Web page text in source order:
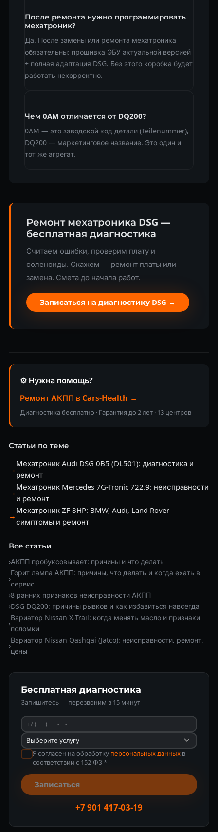
После ремонта нужно программировать
мехатроник?
Да. После замены или ремонта мехатроника
обязательны: прошивка ЭБУ актуальной версией
+ полная адаптация DSG. Без этого коробка будет
работать некорректно.
Чем 0AM отличается от DQ200?
0AM — это заводской код детали (Teilenummer),
DQ200 — маркетинговое название. Это один и
тот же агрегат.
Ремонт мехатроника DSG —
бесплатная диагностика
Считаем ошибки, проверим плату и
соленоиды. Скажем — ремонт платы или
замена. Смета до начала работ.
Записаться на диагностику DSG →
⚙️ Нужна помощь?
Ремонт АКПП в Cars-Health →
Диагностика бесплатно · Гарантия до 2 лет · 13 центров
Статьи по теме
→
Мехатроник Audi DSG 0B5 (DL501): диагностика и
ремонт
→
Мехатроник Mercedes 7G-Tronic 722.9: неисправности
и ремонт
→
Мехатроник ZF 8HP: BMW, Audi, Land Rover —
симптомы и ремонт
Все статьи
›АКПП пробуксовывает: причины и что делать
›
Горит лампа АКПП: причины, что делать и когда ехать в
сервис
›8 ранних признаков неисправности АКПП
›DSG DQ200: причины рывков и как избавиться навсегда
›
Вариатор Nissan X-Trail: когда менять масло и признаки
поломки
›
Вариатор Nissan Qashqai (Jatco): неисправности, ремонт,
цены
Бесплатная диагностика
Запишитесь — перезвоним в 15 минут
Я согласен на обработку персональных данныхв
соответствии с 152-ФЗ *
Записаться
+7 901 417-03-19